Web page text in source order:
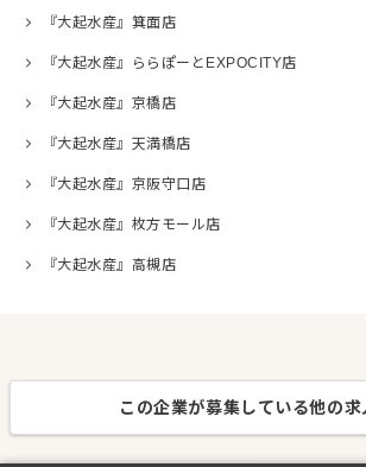
『大起水産』箕面店
『大起水産』ららぽーとEXPOCITY店
『大起水産』京橋店
『大起水産』天満橋店
『大起水産』京阪守口店
『大起水産』枚方モール店
『大起水産』高槻店
この企業が募集している他の求